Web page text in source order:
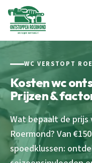
WC VERSTOPT
Kosten wc
Prijzen &
Wat bepaalt de
Roermond? Van
spoedklussen: